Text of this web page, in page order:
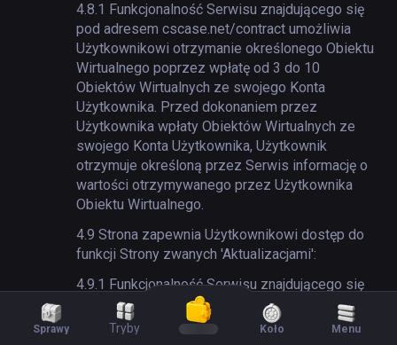
Sprawy Tryby Koło Menu
4.8.1 Funkcjonalność Serwisu znajdującego się
pod adresem cscase.net/contract umożliwia
Użytkownikowi otrzymanie określonego Obiektu
Wirtualnego poprzez wpłatę od 3 do 10
Obiektów Wirtualnych ze swojego Konta
Użytkownika. Przed dokonaniem przez
Użytkownika wpłaty Obiektów Wirtualnych ze
swojego Konta Użytkownika, Użytkownik
otrzymuje określoną przez Serwis informację o
wartości otrzymywanego przez Użytkownika
Obiektu Wirtualnego.
4.9 Strona zapewnia Użytkownikowi dostęp do
funkcji Strony zwanych 'Aktualizacjami':
4.9.1 Funkcjonalność Serwisu znajdującego się
pod adresem cscase.net/upgrade umożliwia
Użytkownikowi otrzymanie konkretnego Obiektu